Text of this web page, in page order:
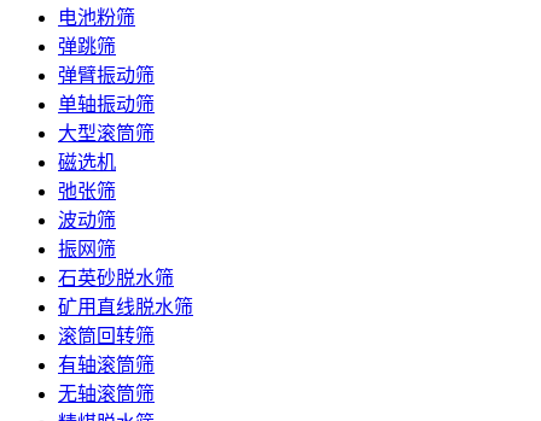
电池粉筛
弹跳筛
弹臂振动筛
单轴振动筛
大型滚筒筛
磁选机
弛张筛
波动筛
振网筛
石英砂脱水筛
矿用直线脱水筛
滚筒回转筛
有轴滚筒筛
无轴滚筒筛